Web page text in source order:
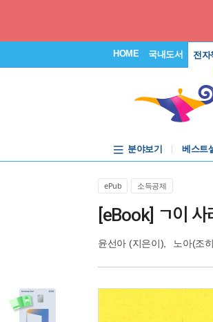
HOME 국내도서 전자
분야보기 베스트
ePub 소득공제
[eBook] ㄱ이 사
윤선아 (지은이), 노아(조